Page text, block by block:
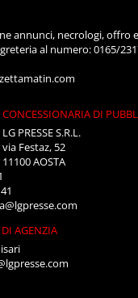
annunci, necrologi, offro
al numero: 0165/
CONCESSIONARIA DI
LG PRESSE S.R.L.
via Festaz, 52
11100 AOSTA
AGENZIA